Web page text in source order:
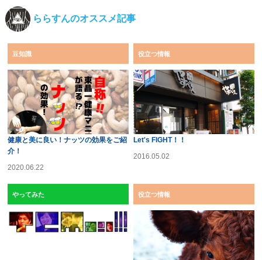
ららすんのオススメ記事
豆知識
健康と美に良い！ナッツの効果をご紹
介！
2020.06.22
役立つ情報
Let's FIGHT！！
2016.05.02
やってみた 役立つ情報